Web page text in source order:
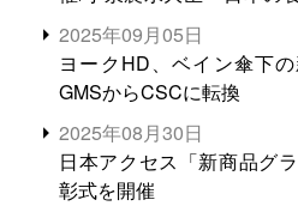
る。米増産に向けて、米輸
2025年09月05日
ヨークHD、ベイン傘下
GMSからCSCに転換
2025年08月30日
日本アクセス「新商品グ
彰式を開催